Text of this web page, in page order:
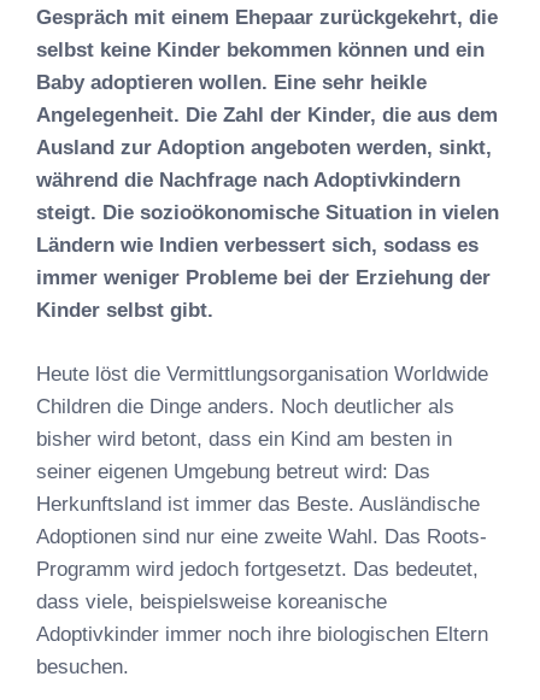
Gespräch mit einem Ehepaar zurückgekehrt, die
selbst keine Kinder bekommen können und ein
Baby adoptieren wollen. Eine sehr heikle
Angelegenheit. Die Zahl der Kinder, die aus dem
Ausland zur Adoption angeboten werden, sinkt,
während die Nachfrage nach Adoptivkindern
steigt. Die sozioökonomische Situation in vielen
Ländern wie Indien verbessert sich, sodass es
immer weniger Probleme bei der Erziehung der
Kinder selbst gibt.
Heute löst die Vermittlungsorganisation Worldwide
Children die Dinge anders. Noch deutlicher als
bisher wird betont, dass ein Kind am besten in
seiner eigenen Umgebung betreut wird: Das
Herkunftsland ist immer das Beste. Ausländische
Adoptionen sind nur eine zweite Wahl. Das Roots-
Programm wird jedoch fortgesetzt. Das bedeutet,
dass viele, beispielsweise koreanische
Adoptivkinder immer noch ihre biologischen Eltern
besuchen.